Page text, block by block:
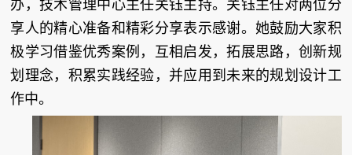
办，技术管理中心主任关钰主持。关钰主任对两位分
享人的精心准备和精彩分享表示感谢。她鼓励大家积
极学习借鉴优秀案例，互相启发，拓展思路，创新规
划理念，积累实践经验，并应用到未来的规划设计工
作中。